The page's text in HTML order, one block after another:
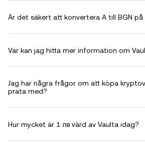
Är det säkert att konvertera A till BGN på
Var kan jag hitta mer information om
Jag har några frågor om att köpa
prata med?
Hur mycket är 1 лв värd av Vaulta idag?